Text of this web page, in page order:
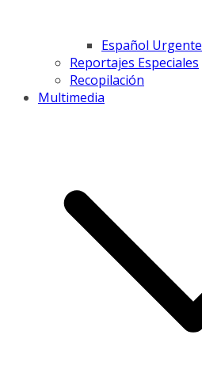
Español Urgente
Reportajes Especiales
Recopilación
Multimedia